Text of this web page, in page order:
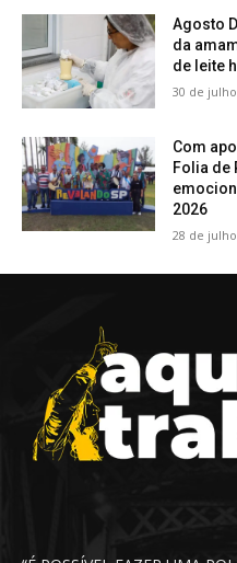
Agosto
da
de leite
30 de
Com
Folia de
2026
28 de